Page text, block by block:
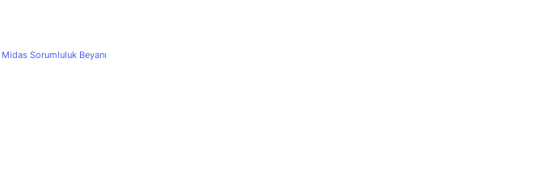
Midas Sorumluluk Beyanı